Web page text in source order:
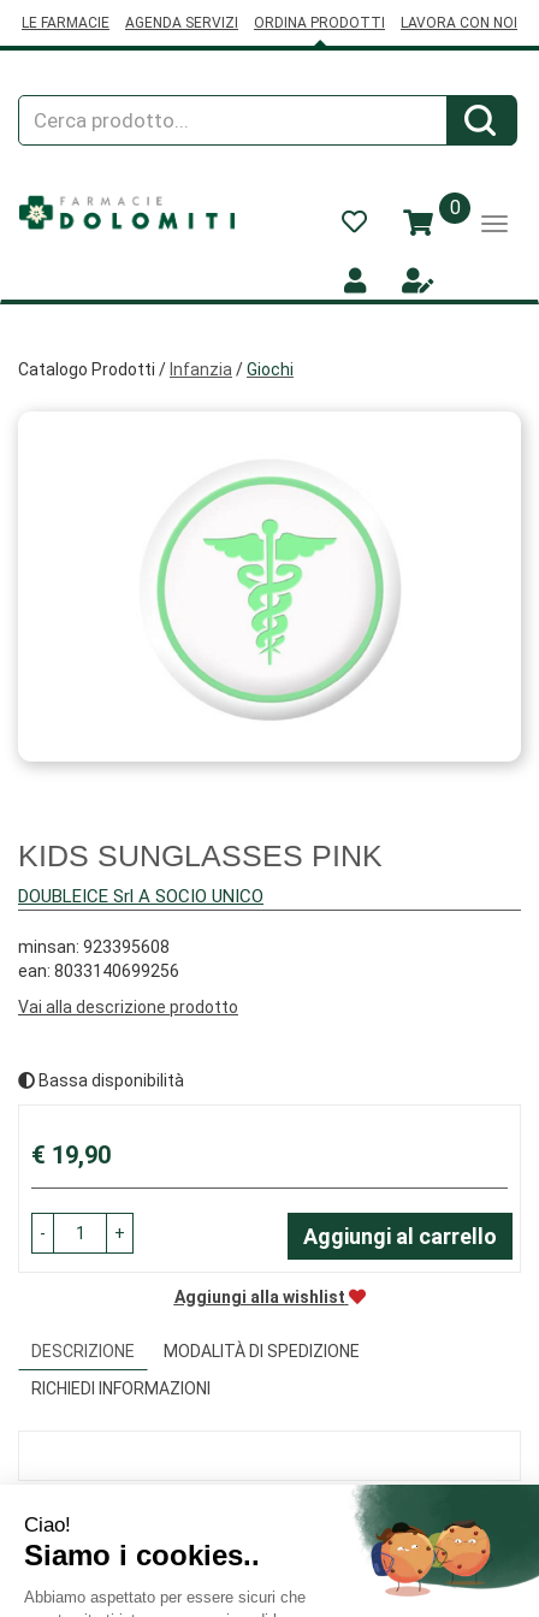
LE FARMACIE AGENDA SERVIZI ORDINA PRODOTTI LAVORA CON NOI
Cerca
Prodotto
0prodotti
inseriti
Catalogo Prodotti / Infanzia /Giochi
KIDS SUNGLASSES PINK
DOUBLEICE Srl A SOCIO UNICO
minsan: 923395608
ean: 8033140699256
Vai alla descrizione prodotto
Bassa disponibilità
Prezzo
€ 19,90
- + Aggiungi al carrello
Aggiungi alla wishlist
DESCRIZIONE
MODALITÀ DI SPEDIZIONE
RICHIEDI INFORMAZIONI
Link Veloci